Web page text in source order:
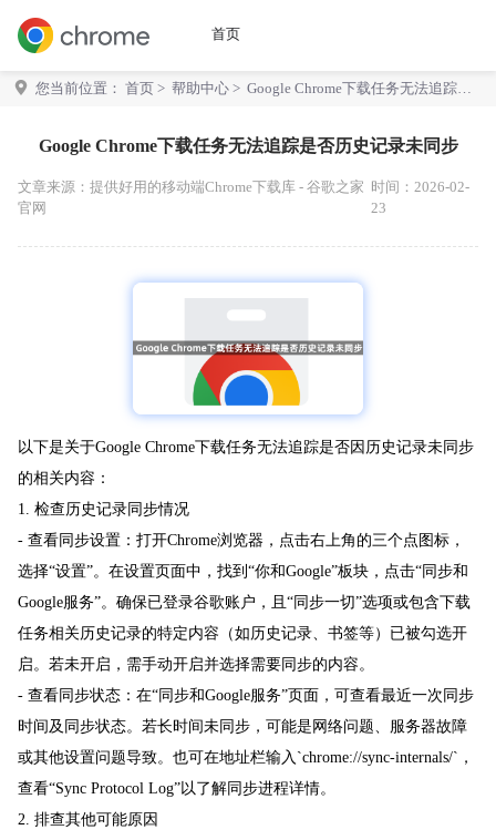
首页
您当前位置： 首页 > 帮助中心 > Google Chrome下载任务无法追踪是
Google Chrome下载任务无法追踪是否历史记录未同步
文章来源： 提供好用的移动端Chrome下载库 - 谷歌之家
官网
时间：2026-02-
23
以下是关于Google Chrome下载任务无法追踪是否因历史记录未同步
的相关内容：
1. 检查历史记录同步情况
- 查看同步设置：打开Chrome浏览器，点击右上角的三个点图标，
选择“设置”。在设置页面中，找到“你和Google”板块，点击“同步和
Google服务”。确保已登录谷歌账户，且“同步一切”选项或包含下载
任务相关历史记录的特定内容（如历史记录、书签等）已被勾选开
启。若未开启，需手动开启并选择需要同步的内容。
- 查看同步状态：在“同步和Google服务”页面，可查看最近一次同步
时间及同步状态。若长时间未同步，可能是网络问题、服务器故障
或其他设置问题导致。也可在地址栏输入`chrome://sync-internals/`，
查看“Sync Protocol Log”以了解同步进程详情。
2. 排查其他可能原因